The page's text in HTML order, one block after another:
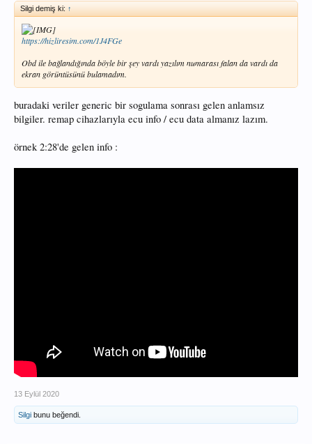
Silgi demiş ki: ↑
https://hizliresim.com/1J4FGe
Obd ile bağlandığında böyle bir şey vardı yazılım numarası falan da vardı da
ekran görüntüsünü bulamadım.
buradaki veriler generic bir sogulama sonrası gelen anlamsız
bilgiler. remap cihazlarıyla ecu info / ecu data almanız lazım.
örnek 2:28'de gelen info :
13 Eylül 2020
Silgi bunu beğendi.